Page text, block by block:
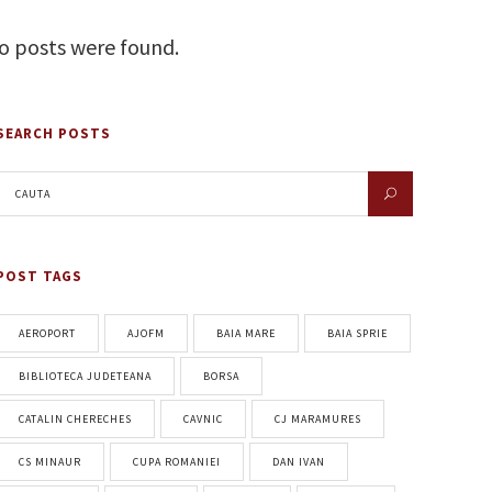
posts were found.
POSTS
TAGS
AEROPORT AJOFM BAIA MARE BAIA SPRIE
BIBLIOTECA JUDETEANA BORSA
CATALIN CHERECHES CAVNIC CJ MARAMURES
CS MINAUR CUPA ROMANIEI DAN IVAN